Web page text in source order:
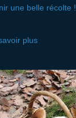
une belle récolte !
plus